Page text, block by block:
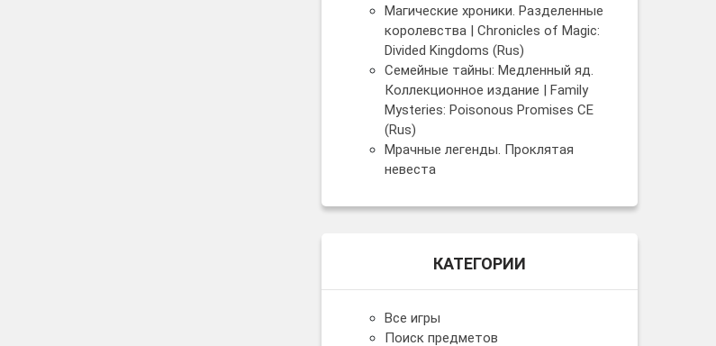
Магические хроники. Разделенные
королевства | Chronicles of Magic:
Divided Kingdoms (Rus)
Семейные тайны: Медленный яд.
Коллекционное издание | Family
Mysteries: Poisonous Promises CE
(Rus)
Мрачные легенды. Проклятая
невеста
КАТЕГОРИИ
Все игры
Поиск предметов